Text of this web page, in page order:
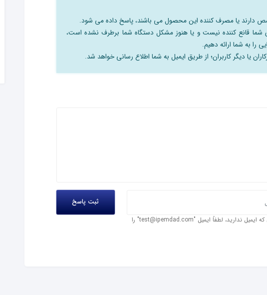
دارند یا مصرف کننده این محصول می باشند، پاسخ داده می شود.
شما قانع کننده نیست و یا هنوز مشکل دستگاه شما برطرف نشده است،
را به شما ارائه دهیم.
یا دیگر کاربران؛ از طریق ایمیل به شما اطلاع رسانی خواهد شد.
در صورتی که ایمیل ندارید، لطفاً ایمیل "test@ipemdad.com" را